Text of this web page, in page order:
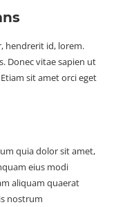
hendrerit id, lorem.
Donec vitae sapien ut
sit amet orci eget
quia dolor sit amet,
eius modi
aliquam quaerat
nostrum